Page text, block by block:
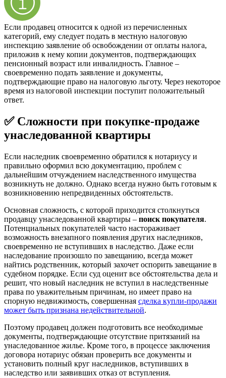
Если продавец относится к одной из перечисленных
категорий, ему следует подать в местную налоговую
инспекцию заявление об освобождении от оплаты налога,
приложив к нему копии документов, подтверждающих
пенсионный возраст или инвалидность. Главное –
своевременно подать заявление и документы,
подтверждающие право на налоговую льготу. Через некоторое
время из налоговой инспекции поступит положительный
ответ.
✅ Сложности при покупке-продаже
унаследованной квартиры
Если наследник своевременно обратился к нотариусу и
правильно оформил всю документацию, проблем с
дальнейшим отчуждением наследственного имущества
возникнуть не должно. Однако всегда нужно быть готовым к
возникновению непредвиденных обстоятельств.
Основная сложность, с которой приходится столкнуться
продавцу унаследованной квартиры – поиск покупателя.
Потенциальных покупателей часто настораживает
возможность внезапного появления других наследников,
своевременно не вступивших в наследство. Даже если
наследование произошло по завещанию, всегда может
найтись родственник, который захочет оспорить завещание в
судебном порядке. Если суд оценит все обстоятельства дела и
решит, что новый наследник не вступил в наследственные
права по уважительным причинам, но имеет право на
спорную недвижимость, совершенная сделка купли-продажи
может быть признана недействительной.
Поэтому продавец должен подготовить все необходимые
документы, подтверждающие отсутствие притязаний на
унаследованное жилье. Кроме того, в процессе заключения
договора нотариус обязан проверить все документы и
установить полный круг наследников, вступивших в
наследство или заявивших отказ от вступления.